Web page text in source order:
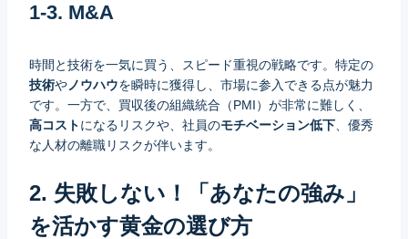
1-3. M&A
時間と技術を一気に買う、スピード重視の戦略です。特定の
技術やノウハウを瞬時に獲得し、市場に参入できる点が魅力
です。一方で、買収後の組織統合（PMI）が非常に難しく、
高コストになるリスクや、社員のモチベーション低下 、優秀
な人材の離職リスクが伴います。
2. 失敗しない！「あなたの強み」
を活かす黄金の選び方